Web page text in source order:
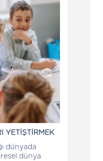
YETİŞTİRMEK
dünyada
dünya